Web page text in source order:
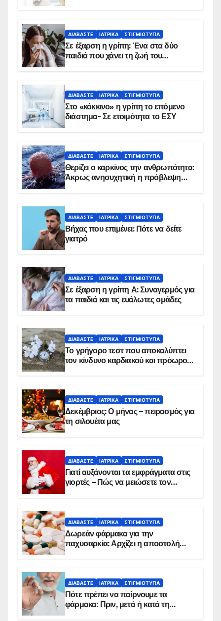
ΔΙΑΒΆΣΤΕ ΙΑΤΡΙΚΆ ΣΤΙΓΜΙΌΤΥΠΑ
Σε έξαρση η γρίπη: Ένα στα δύο
παιδιά που χάνει τη ζωή του
ΔΙΑΒΆΣΤΕ ΙΑΤΡΙΚΆ ΣΤΙΓΜΙΌΤΥΠΑ
Στο «κόκκινο» η γρίπη το επόμενο
διάστημα- Σε ετοιμότητα το ΕΣΥ
ΔΙΑΒΆΣΤΕ ΙΑΤΡΙΚΆ ΣΤΙΓΜΙΌΤΥΠΑ
Θερίζει ο καρκίνος την ανθρωπότητα:
Άκρως ανησυχητική η πρόβλεψη…
ΔΙΑΒΆΣΤΕ ΙΑΤΡΙΚΆ ΣΤΙΓΜΙΌΤΥΠΑ
Βήχας που επιμένει: Πότε να δείτε
γιατρό
ΔΙΑΒΆΣΤΕ ΙΑΤΡΙΚΆ ΣΤΙΓΜΙΌΤΥΠΑ
Σε έξαρση η γρίπη Α: Συναγερμός για
τα παιδιά και τις ευάλωτες ομάδες
ΔΙΑΒΆΣΤΕ ΙΑΤΡΙΚΆ ΣΤΙΓΜΙΌΤΥΠΑ
Το γρήγορο τεστ που αποκαλύπτει
τον κίνδυνο καρδιακού και πρόωρου
ΔΙΑΒΆΣΤΕ ΙΑΤΡΙΚΆ ΣΤΙΓΜΙΌΤΥΠΑ
Δεκέμβριος: Ο μήνας – πειρασμός για
τη σιλουέτα μας
ΔΙΑΒΆΣΤΕ ΙΑΤΡΙΚΆ ΣΤΙΓΜΙΌΤΥΠΑ
Γιατί αυξάνονται τα εμφράγματα στις
γιορτές – Πώς να μειώσετε τον
ΔΙΑΒΆΣΤΕ ΙΑΤΡΙΚΆ ΣΤΙΓΜΙΌΤΥΠΑ
Δωρεάν φάρμακα για την
παχυσαρκία: Αρχίζει η αποστολή
ΔΙΑΒΆΣΤΕ ΙΑΤΡΙΚΆ ΣΤΙΓΜΙΌΤΥΠΑ
Πότε πρέπει να παίρνουμε τα
φάρμακα: Πριν, μετά ή κατά τη